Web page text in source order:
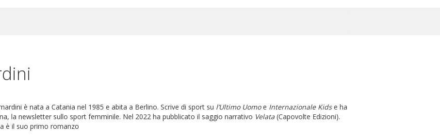
è nata a Catania nel 1985 e abita a Berlino. Scrive di sport su l’Ultimo Uomoe Internazionale Kidse ha
la newsletter sullo sport femminile. Nel 2022 ha pubblicato il saggio narrativo Velata (Capovolte Edizioni).
è il suo primo romanzo